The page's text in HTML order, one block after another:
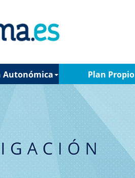
Autonómica Plan Propio